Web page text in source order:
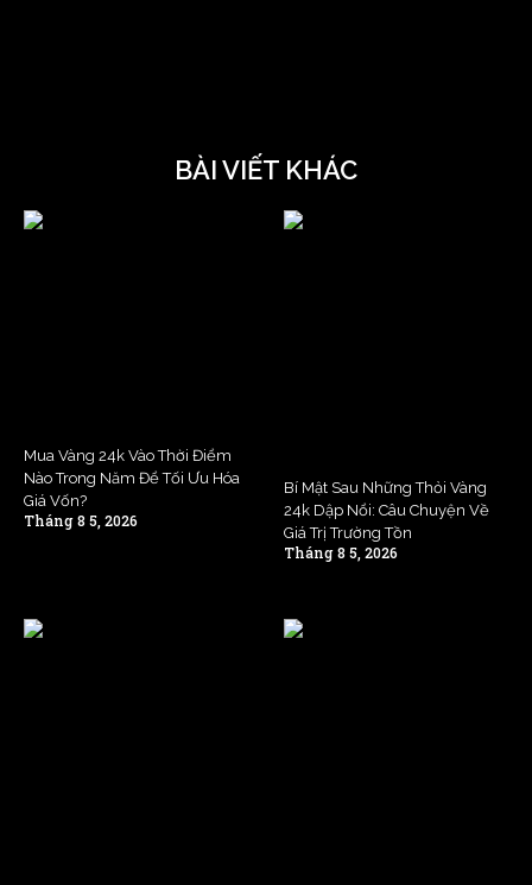
BÀI VIẾT KHÁC
Mua Vàng 24k Vào Thời Điểm
Nào Trong Năm Để Tối Ưu Hóa
Giá Vốn?
Tháng 8 5, 2026
Bí Mật Sau Những Thỏi Vàng
24k Dập Nổi: Câu Chuyện Về
Giá Trị Trường Tồn
Tháng 8 5, 2026